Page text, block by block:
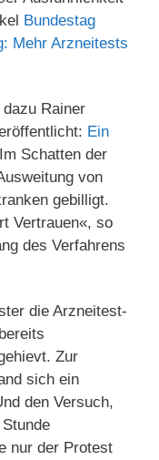
Bundestag
Mehr Arzneitests
Rainer
Ein
Schatten der
von
gebilligt.
Vertrauen«, so
des Verfahrens
die Arzneitest-
Zur
sich ein
den Versuch,
nur der Protest